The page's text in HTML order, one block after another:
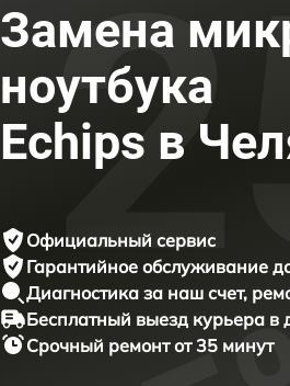
Замена
ноутбука
Echips в
Официальный сервис
Гарантийное обслуживание
Диагностика за наш счет,
Бесплатный выезд курьера в
Срочный ремонтот 35 минут